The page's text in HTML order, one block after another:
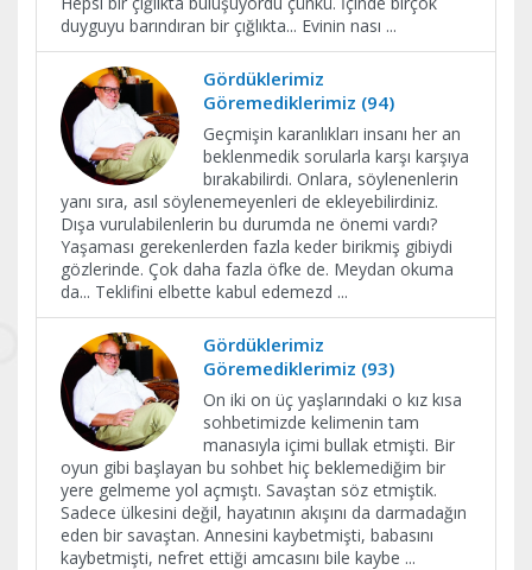
duyguyu barındıran bir çığlıkta... Evinin nası ...
Gördüklerimiz
Göremediklerimiz (94)
Geçmişin karanlıkları insanı her an
beklenmedik sorularla karşı karşıya
bırakabilirdi. Onlara, söylenenlerin
yanı sıra, asıl söylenemeyenleri de ekleyebilirdiniz.
Dışa vurulabilenlerin bu durumda ne önemi vardı?
Yaşaması gerekenlerden fazla keder birikmiş gibiydi
gözlerinde. Çok daha fazla öfke de. Meydan okuma
da... Teklifini elbette kabul edemezd ...
Gördüklerimiz
Göremediklerimiz (93)
On iki on üç yaşlarındaki o kız kısa
sohbetimizde kelimenin tam
manasıyla içimi bullak etmişti. Bir
oyun gibi başlayan bu sohbet hiç beklemediğim bir
yere gelmeme yol açmıştı. Savaştan söz etmiştik.
Sadece ülkesini değil, hayatının akışını da darmadağın
eden bir savaştan. Annesini kaybetmişti, babasını
kaybetmişti, nefret ettiği amcasını bile kaybe ...